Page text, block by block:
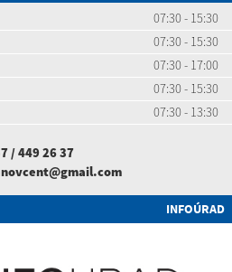
07:30 - 15:30
07:30 - 15:30
07:30 - 17:00
07:30 - 15:30
07:30 - 13:30
/ 449 26 37
INFOÚRAD